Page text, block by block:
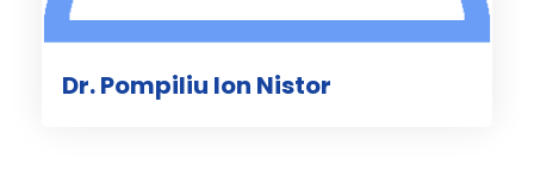
Dr. Pompiliu Ion Nistor